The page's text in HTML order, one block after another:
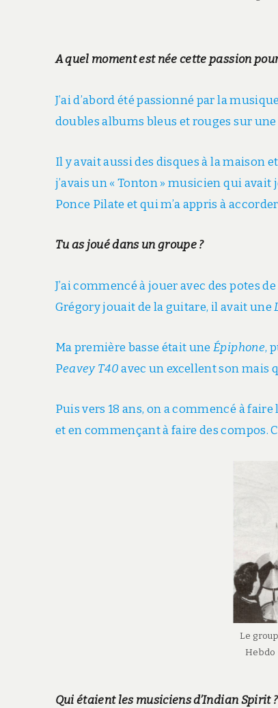
A quel moment est née cette passion
J’ai d’abord été passionné par la
doubles albums bleus et rouges sur
Il y avait aussi des disques à la maison
j’avais un « Tonton » musicien qui
Ponce Pilate et qui m’a appris à
Tu as joué dans un groupe ?
J’ai commencé à jouer avec des potes
Grégory jouait de la guitare, il avait une
Ma première basse était uneÉpiphone,
Peavey T40avec un excellent son mais
Puis vers 18 ans, on a commencé à
et en commençant à faire des compos.
Le
Hebdo
Qui étaient les musiciens d’Indian Spirit ?